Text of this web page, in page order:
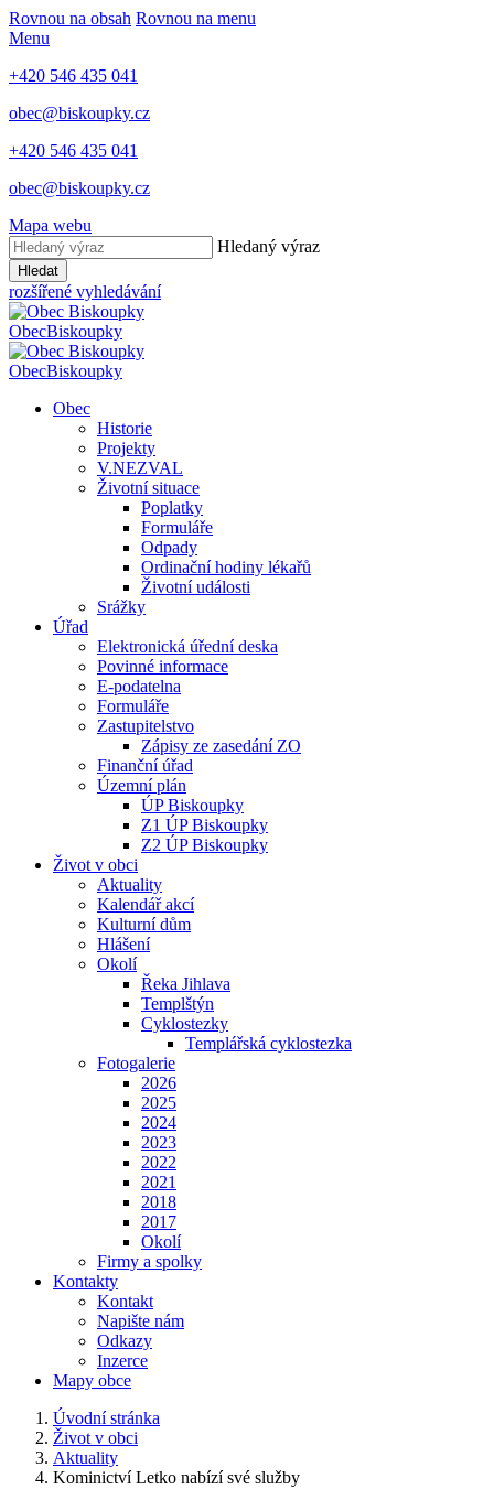
Rovnou na obsah Rovnou na menu
Menu
+420 546 435 041
obec@biskoupky.cz
+420 546 435 041
obec@biskoupky.cz
Mapa webu
Hledaný výraz
Hledat
rozšířené vyhledávání
ObecBiskoupky
ObecBiskoupky
Obec
Historie
Projekty
V.NEZVAL
Životní situace
Poplatky
Formuláře
Odpady
Ordinační hodiny lékařů
Životní události
Srážky
Úřad
Elektronická úřední deska
Povinné informace
E-podatelna
Formuláře
Zastupitelstvo
Zápisy ze zasedání ZO
Finanční úřad
Územní plán
ÚP Biskoupky
Z1 ÚP Biskoupky
Z2 ÚP Biskoupky
Život v obci
Aktuality
Kalendář akcí
Kulturní dům
Hlášení
Okolí
Řeka Jihlava
Templštýn
Cyklostezky
Templářská cyklostezka
Fotogalerie
2026
2025
2024
2023
2022
2021
2018
2017
Okolí
Firmy a spolky
Kontakty
Kontakt
Napište nám
Odkazy
Inzerce
Mapy obce
Úvodní stránka
Život v obci
Aktuality
Kominictví Letko nabízí své služby